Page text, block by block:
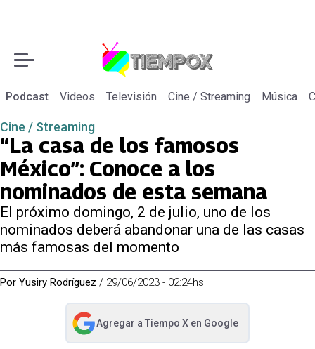
Podcast Videos Televisión Cine / Streaming Música
Cine / Streaming
“La casa de los famosos
México”: Conoce a los
nominados de esta semana
El próximo domingo, 2 de julio, uno de los
nominados deberá abandonar una de las casas
más famosas del momento
Por Yusiry Rodríguez / 29/06/2023 - 02:24hs
Agregar a Tiempo Xen Google
abre en nueva pestaña